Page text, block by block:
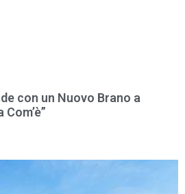
con un Nuovo Brano a